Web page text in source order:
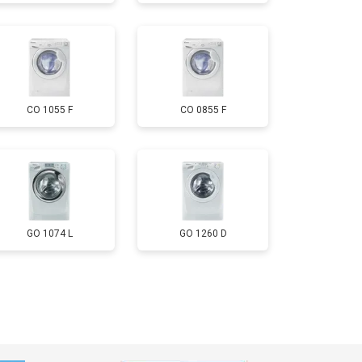
Заказать
4200 ₽ Заказать
2800 ₽ Заказать
3450 ₽ Заказать
3450 ₽
CO 1055 F CO 0855 F
GO 1074 L GO 1260 D